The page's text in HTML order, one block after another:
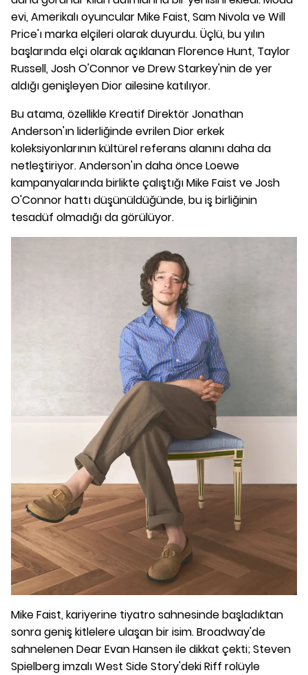
evi, Amerikalı oyuncular Mike Faist, Sam Nivola ve Will
Price'ı marka elçileri olarak duyurdu. Üçlü, bu yılın
başlarında elçi olarak açıklanan Florence Hunt, Taylor
Russell, Josh O'Connor ve Drew Starkey'nin de yer
aldığı genişleyen Dior ailesine katılıyor.
Bu atama, özellikle Kreatif Direktör Jonathan
Anderson'ın liderliğinde evrilen Dior erkek
koleksiyonlarının kültürel referans alanını daha da
netleştiriyor. Anderson'ın daha önce Loewe
kampanyalarında birlikte çalıştığı Mike Faist ve Josh
O'Connor hattı düşünüldüğünde, bu iş birliğinin
tesadüf olmadığı da görülüyor.
Mike Faist, kariyerine tiyatro sahnesinde başladıktan
sonra geniş kitlelere ulaşan bir isim. Broadway'de
sahnelenen Dear Evan Hansen ile dikkat çekti; Steven
Spielberg imzalı West Side Story'deki Riff rolüyle